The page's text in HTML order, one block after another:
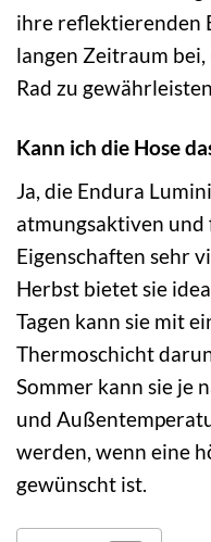
ihre reflektierenden
langen Zeitraum
Rad zu
Kann ich die Hose
Ja, die Endura
atmungsaktiven
Eigenschaften sehr
Herbst bietet sie
Tagen kann sie mit
Thermoschicht
Sommer kann sie je
und
werden, wenn eine
gewünscht ist.